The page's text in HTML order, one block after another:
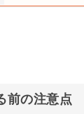
前の注意点